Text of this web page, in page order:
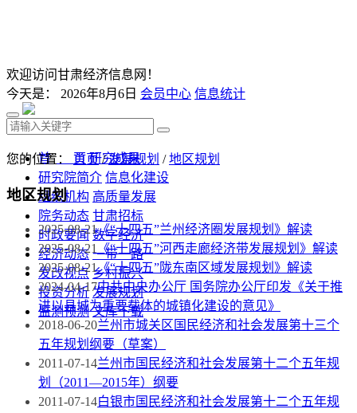
欢迎访问甘肃经济信息网！
今天是： 2026年8月6日 会员中心 信息统计
首 页 研究成果
研究院简介 信息化建设
组织机构 高质量发展
院务动态 甘肃招标
时政要闻 数字经济
经济动态 一带一路
发改视点 乡村振兴
投资分析 发展规划
监测预测 文库下载
您的位置： 首页/发展规划 /地区规划
地区规划
2025-08-21《“十四五”兰州经济圈发展规划》解读
2025-08-21 《“十四五”河西走廊经济带发展规划》解读
2025-08-21《“十四五”陇东南区域发展规划》解读
2024-04-17中共中央办公厅 国务院办公厅印发《关于推
进以县城为重要载体的城镇化建设的意见》
2018-06-20兰州市城关区国民经济和社会发展第十三个
五年规划纲要（草案）
2011-07-14兰州市国民经济和社会发展第十二个五年规
划（2011—2015年）纲要
2011-07-14白银市国民经济和社会发展第十二个五年规